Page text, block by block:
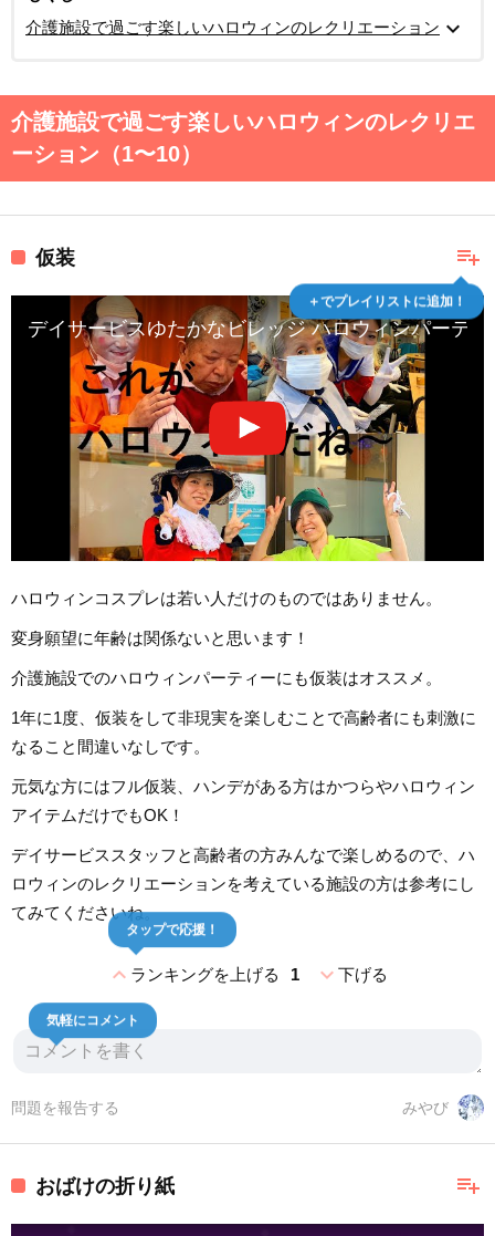
介護施設で過ごす楽しいハロウィンのレクリエーション expand_more
介護施設で過ごす楽しいハロウィンのレクリエ
ーション（1〜10）
playlist_add
＋でプレイリストに追加！
仮装
デイサービスゆたかなビレッジ ハロウィンパーテ
ハロウィンコスプレは若い人だけのものではありません。
変身願望に年齢は関係ないと思います！
介護施設でのハロウィンパーティーにも仮装はオススメ。
1年に1度、仮装をして非現実を楽しむことで高齢者にも刺激に
なること間違いなしです。
元気な方にはフル仮装、ハンデがある方はかつらやハロウィン
アイテムだけでもOK！
デイサービススタッフと高齢者の方みんなで楽しめるので、ハ
ロウィンのレクリエーションを考えている施設の方は参考にし
てみてくださいね。
expand_lessランキングを上げる 1
タップで応援！
expand_more下げる
気軽にコメント
みやび
問題を報告する
playlist_add
おばけの折り紙